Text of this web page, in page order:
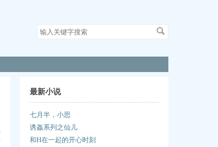
搜
索
键
最新小说
七月半，小思
诱姦系列之仙儿
和H在一起的开心时刻